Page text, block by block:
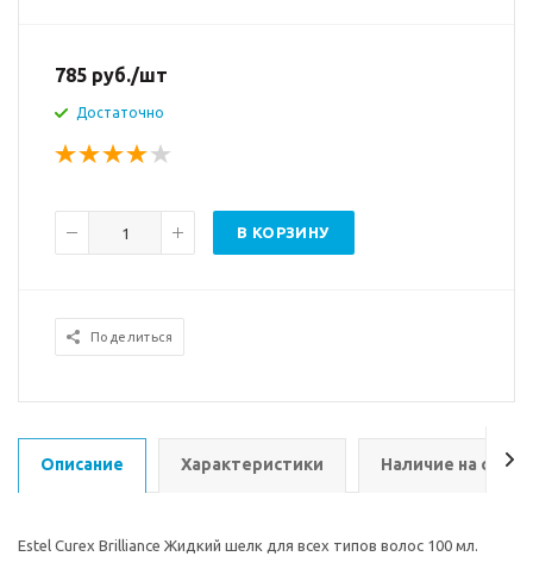
785 руб./шт
Достаточно
В КОРЗИНУ
Поделиться
Описание Характеристики Наличие на
Estel Curex Brilliance Жидкий шелк для всех типов волос 100 мл.